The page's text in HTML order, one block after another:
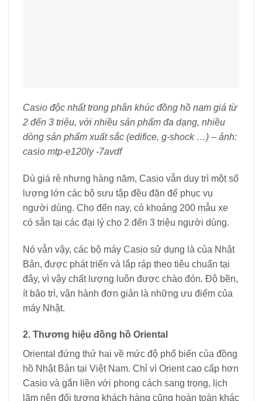
Casio độc nhất trong phân khúc đồng hồ nam giá từ
2 đến 3 triệu, với nhiều sản phẩm đa dạng, nhiều
dòng sản phẩm xuất sắc (edifice, g-shock …) – ảnh:
casio mtp-e120ly -7avdf
Dù giá rẻ nhưng hàng năm, Casio vẫn duy trì một số
lượng lớn các bộ sưu tập đều đặn để phục vụ
người dùng. Cho đến nay, có khoảng 200 mẫu xe
có sẵn tại các đại lý cho 2 đến 3 triệu người dùng.
Nó vẫn vậy, các bộ máy Casio sử dụng là của Nhật
Bản, được phát triển và lắp ráp theo tiêu chuẩn tại
đây, vì vậy chất lượng luôn được chào đón. Độ bền,
ít bảo trì, vận hành đơn giản là những ưu điểm của
máy Nhật.
2. Thương hiệu đồng hồ Oriental
Oriental đứng thứ hai về mức độ phổ biến của đồng
hồ Nhật Bản tại Việt Nam. Chỉ vì Orient cao cấp hơn
Casio và gắn liền với phong cách sang trọng, lịch
lãm nên đối tượng khách hàng cũng hoàn toàn khác